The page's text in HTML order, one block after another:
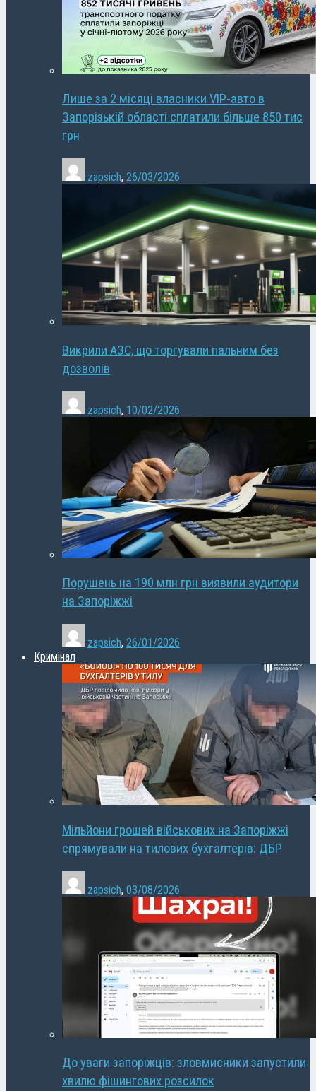
Лише за 2 місяці власники VIP-авто в
Запорізькій області сплатили більше 850 тис
грн
zapsich, 26/03/2026
Викрили АЗС, що торгували пальним без
дозволів
zapsich, 10/02/2026
Порушень на 190 млн грн виявили аудитори
на Запоріжжі
zapsich, 26/01/2026
Кримінал
Мільйони грошей військових на Запоріжжі
спрямували на тилових бухгалтерів: ДБР
zapsich, 03/08/2026
До уваги запоріжців: зловмисники запустили
хвилю фішингових розсилок